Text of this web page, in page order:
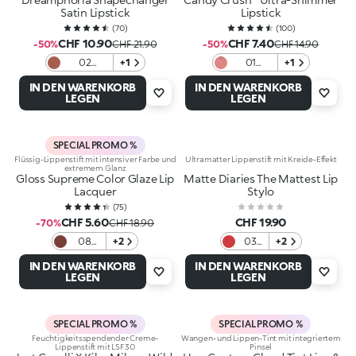
Satin Lipstick
(70)
-50%CHF 10.90CHF 21.90
02
Charmed
Rose
+1
IN DEN WARENKORB
LEGEN
Lipstick
(100)
-50%CHF 7.40CHF 14.90
01
Caramel
Carousel
+1
IN DEN WARENKORB
LEGEN
SPECIAL PROMO %
Flüssig-Lippenstift mit intensiver Farbe und
extremem Glanz
Gloss Supreme Color Glaze Lip
Lacquer
(75)
-70%CHF 5.60CHF 18.90
08
Iced
Brown
+2
IN DEN WARENKORB
LEGEN
Ultramatter Lippenstift mit Kreide-Effekt
Matte Diaries The Mattest Lip
Stylo
CHF 19.90
03
Red
Heels
+2
IN DEN WARENKORB
LEGEN
SPECIAL PROMO %
Feuchtigkeitsspendender Creme-
Lippenstift mit LSF 30
SPECIAL PROMO %
Wangen- und Lippen-Tint mit integriertem
Pinsel